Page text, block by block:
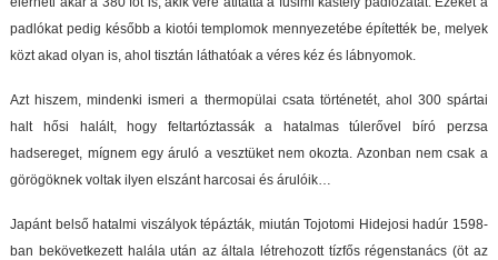
padlókat pedig később a kiotói templomok mennyezetébe építették be, melyek
közt akad olyan is, ahol tisztán láthatóak a véres kéz és lábnyomok.
Azt hiszem, mindenki ismeri a thermopülai csata történetét, ahol 300 spártai
halt hősi halált, hogy feltartóztassák a hatalmas túlerővel bíró perzsa
hadsereget, mígnem egy áruló a vesztüket nem okozta. Azonban nem csak a
görögöknek voltak ilyen elszánt harcosai és árulóik…
Japánt belső hatalmi viszályok tépázták, miután Tojotomi Hidejosi hadúr 1598-
ban bekövetkezett halála után az általa létrehozott tízfős régenstanács (öt az